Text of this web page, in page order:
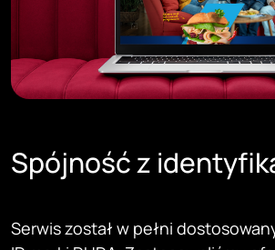
Spójność z
Serwis został w pełni